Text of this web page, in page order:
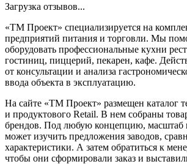
Загрузка отзывов...
«ТМ Проект» специализируется на
предприятий питания и торговли. Мы
оборудовать профессиональные кухни
гостиниц, пиццерий, пекарен, кафе.
от консультации и анализа
ввода объекта в эксплуатацию.
На сайте «ТМ Проект» размещен каталог
и продуктового Retail. В нем собраны
брендов. Под любую концепцию, масштаб
может изучить предложения заводов,
характеристики. А затем обратиться к
чтобы они сформировали заказ и